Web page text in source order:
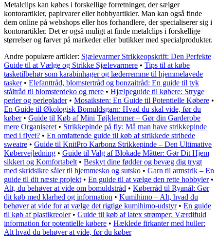
Metalclips kan købes i forskellige forretninger, der sælger
kontorartikler, papirvarer eller hobbyartikler. Man kan også finde
dem online på webshops eller hos forhandlere, der specialiserer sig i
kontorartikler. Det er også muligt at finde metalclips i forskellige
størrelser og farver på markeder eller butikker med specialprodukter.
Andre populære artikler: Sjælevarmer Strikkeopskrift: Den Perfekte
Guide til at Vælge og Strikke Sjælevarmere • Tips til at købe
tasketilbehør som karabinhager og læderremme til hjemmelavede
tasker• Elefanttråd, blomstertråd og bonzaitråd: En guide til tyk
ståltråd til blomsterdeko og mere • Hjælpeguide til købere: Stryge
perler og perleplader• Mosaiksten: En Guide til Potentielle Købere •
En Guide til Økologisk Bomuldsgarn: Hvad du skal vide, før du
køber• Guide til Køb af Mini Tøjklemmer – Gør din Garderobe
mere Organiseret • Strikkepinde på fly: Må man have strikkepinde
med i flyet? • En omfattende guide til køb af strikkede stribede
sweatre • Guide til KnitPro Karbonz Strikkepinde – Den Ultimative
Købervejledning • Guide til Valg af Blokade Måtter: Gør Dit Hjem
sikkert og Komfortabelt • Beskyt dine fødder og bevæg dig trygt
med skridsikre såler til hjemmesko og sutsko • Garn til armstrik – En
guide til dit næste projekt • En guide til at vælge den rette hobbyler•
Alt, du behøver at vide om bomuldstråd • Køberråd til Ryanål: Gør
dit køb med klarhed og information • Kumihimo – Alt, hvad du
behøver at vide for at vælge det rigtige kumihimo-udstyr• En guide
til køb af plastikreoler• Guide til køb af latex strømper: Værdifuld
information for potentielle købere • Hæklede firkanter med huller:
Alt hvad du behøver at vide, før du køber